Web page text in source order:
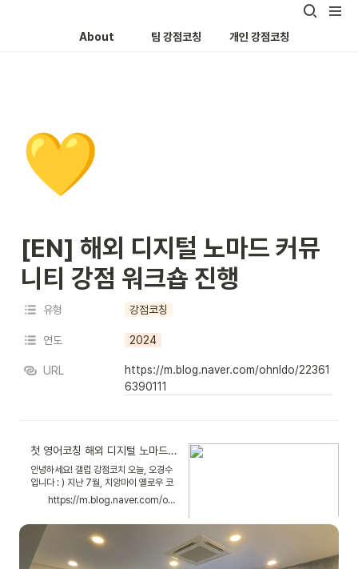
About 팀 강점코칭 개인 강점코칭
💛
[EN] 해외 디지털 노마드 커뮤
니티 강점 워크숍 진행
유형 강점코칭
연도 2024
URL
https://m.blog.naver.com/ohnldo/22361
6390111
첫 영어코칭 해외 디지털 노마드 강점 세미나 Digital Nomads Strengths Meetup in Chiangmai 🇹🇭
안녕하세요! 갤럽 강점코치 오늘, 오경수
입니다 : ) 지난 7월, 치앙마이 옐로우 코
워킹 스페이스에서 강점 ...
https://m.blog.naver.com/ohnldo/223616390111